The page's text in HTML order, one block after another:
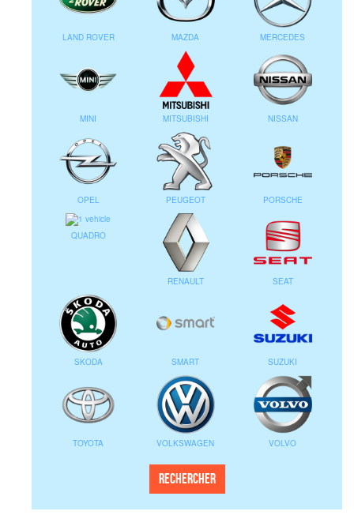
LAND ROVER MAZDA MERCEDES
MINI MITSUBISHI NISSAN
OPEL PEUGEOT PORSCHE
QUADRO
RENAULT SEAT
SKODA SMART SUZUKI
TOYOTA VOLKSWAGEN VOLVO
Rechercher